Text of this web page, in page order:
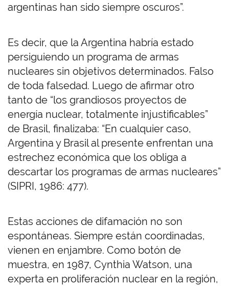
argentinas han sido siempre oscuros”.
Es decir, que la Argentina habría estado
persiguiendo un programa de armas
nucleares sin objetivos determinados. Falso
de toda falsedad. Luego de afirmar otro
tanto de “los grandiosos proyectos de
energía nuclear, totalmente injustificables”
de Brasil, finalizaba: “En cualquier caso,
Argentina y Brasil al presente enfrentan una
estrechez económica que los obliga a
descartar los programas de armas nucleares”
(SIPRI, 1986: 477).
Estas acciones de difamación no son
espontáneas. Siempre están coordinadas,
vienen en enjambre. Como botón de
muestra, en 1987, Cynthia Watson, una
experta en proliferación nuclear en la región,